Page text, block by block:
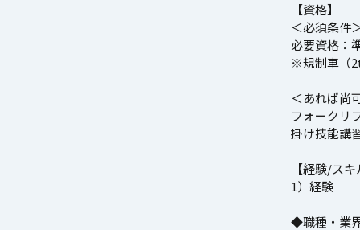
【資格】
＜必須条件
必要資格：
※規制車（
＜あれば尚
フォークリ
掛け技能講
【経験/ス
1）経験
◆職種・業